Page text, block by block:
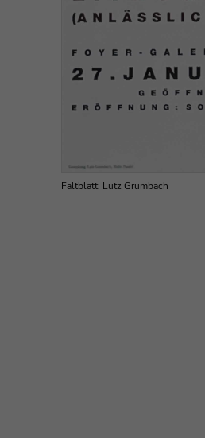
Faltblatt: Lutz Grumbach